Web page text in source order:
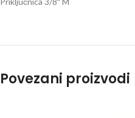
Povezani proizvodi